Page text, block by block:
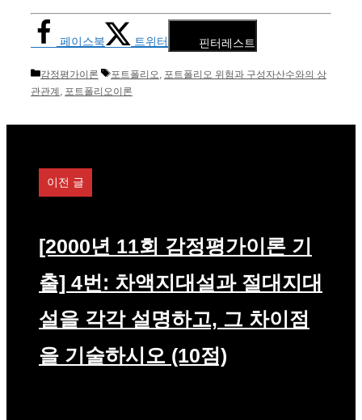
페이스북 트위터 핀터레스트
카
테
리
감정평가이론
태
그
포트폴리오, 포트폴리오 위험과 구성자산수와의 상
관관계 , 포트폴리오이론
이전 글
[2000년 11회 감정평가이론 기
출] 4번: 차액지대설과 절대지대
설을 각각 설명하고, 그 차이점
을 기술하시오 (10점)